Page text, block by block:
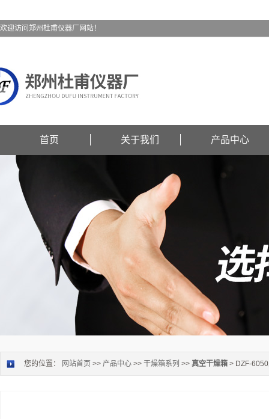
欢迎访问郑州杜甫仪器厂网站！
首页 关于我们 产品中心
您的位置： 网站首页 >> 产品中心 >> 干燥箱系列 >> 真空干燥箱 > DZF-